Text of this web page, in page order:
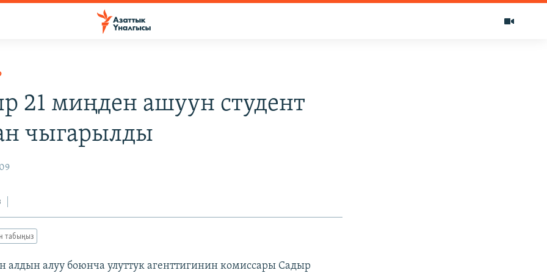
21 миңден ашуун студент
чыгарылды
табыңыз
алдын алуу боюнча улуттук агенттигинин комиссары Садыр